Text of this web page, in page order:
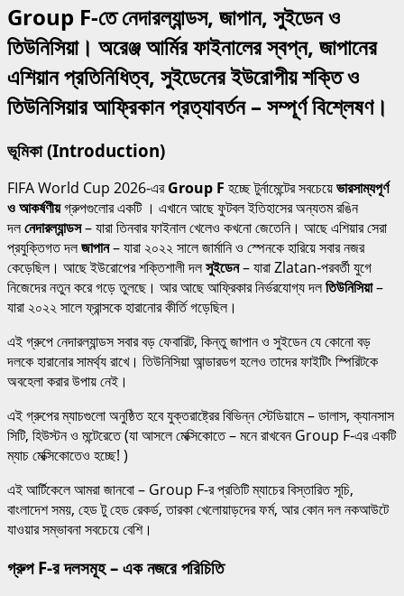
Group F-তে নেদারল্যান্ডস, জাপান, সুইডেন ও
তিউনিসিয়া। অরেঞ্জ আর্মির ফাইনালের স্বপ্ন, জাপানের
এশিয়ান প্রতিনিধিত্ব, সুইডেনের ইউরোপীয় শক্তি ও
তিউনিসিয়ার আফ্রিকান প্রত্যাবর্তন – সম্পূর্ণ বিশ্লেষণ।
ভূমিকা (Introduction)
FIFA World Cup 2026-এরGroup F হচ্ছে টুর্নামেন্টের সবচেয়েভারসাম্যপূর্ণ
ও আকর্ষণীয়গ্রুপগুলোর একটি । এখানে আছে ফুটবল ইতিহাসের অন্যতম রঙিন
দলনেদারল্যান্ডস– যারা তিনবার ফাইনাল খেলেও কখনো জেতেনি। আছে এশিয়ার সেরা
প্রযুক্তিগত দলজাপান– যারা ২০২২ সালে জার্মানি ও স্পেনকে হারিয়ে সবার নজর
কেড়েছিল। আছে ইউরোপের শক্তিশালী দলসুইডেন– যারা Zlatan-পরবর্তী যুগে
নিজেদের নতুন করে গড়ে তুলছে। আর আছে আফ্রিকার নির্ভরযোগ্য দলতিউনিসিয়া–
যারা ২০২২ সালে ফ্রান্সকে হারানোর কীর্তি গড়েছিল।
এই গ্রুপে নেদারল্যান্ডস সবার বড় ফেবারিট, কিন্তু জাপান ও সুইডেন যে কোনো বড়
দলকে হারানোর সামর্থ্য রাখে। তিউনিসিয়া আন্ডারডগ হলেও তাদের ফাইটিং স্পিরিটকে
অবহেলা করার উপায় নেই।
এই গ্রুপের ম্যাচগুলো অনুষ্ঠিত হবে যুক্তরাষ্ট্রের বিভিন্ন স্টেডিয়ামে – ডালাস, ক্যানসাস
সিটি, হিউস্টন ও মন্টেরেতে (যা আসলে মেক্সিকোতে – মনে রাখবেন Group F-এর একটি
ম্যাচ মেক্সিকোতেও হচ্ছে! )
এই আর্টিকেলে আমরা জানবো – Group F-র প্রতিটি ম্যাচের বিস্তারিত সূচি,
বাংলাদেশ সময়, হেড টু হেড রেকর্ড, তারকা খেলোয়াড়দের ফর্ম, আর কোন দল নকআউটে
যাওয়ার সম্ভাবনা সবচেয়ে বেশি।
গ্রুপ F-র দলসমূহ – এক নজরে পরিচিতি